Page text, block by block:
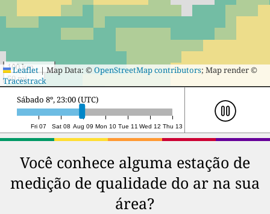
100 km
50 mi
Leaflet|Map Data: ©OpenStreetMap contributors; Map render ©
Tracestrack
Fri 07 Sat 08 Aug 09 Mon 10 Tue 11 Wed 12 Thu 13
Domingo 9º, 18:00 (UTC)
Você conhece alguma estação de
medição de qualidade do ar na sua
área?